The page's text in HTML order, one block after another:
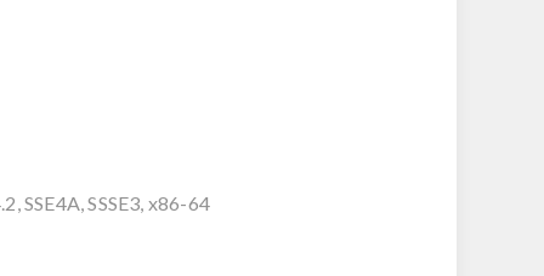
SSE4A, SSSE3, x86-64